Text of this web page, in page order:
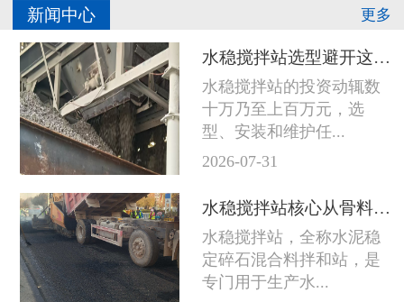
更多
新闻中心
水稳搅拌站选型避开这五个坑，设备多用五年
水稳搅拌站的投资动辄数
十万乃至上百万元，选
型、安装和维护任...
2026-07-31
水稳搅拌站核心从骨料到成品料的完整技术链条
水稳搅拌站，全称水泥稳
定碎石混合料拌和站，是
专门用于生产水...